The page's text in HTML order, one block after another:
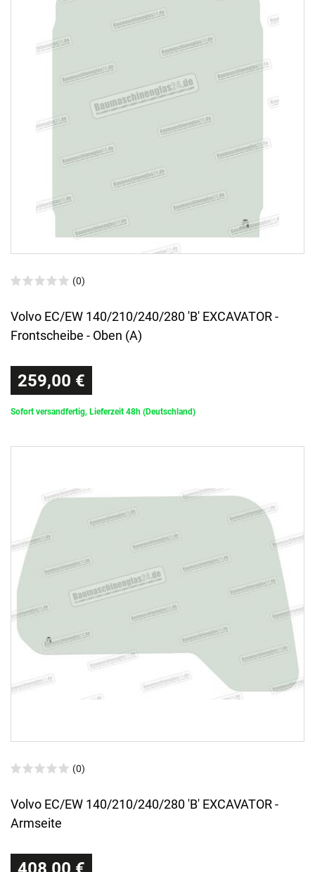
(0)
Volvo EC/EW 140/210/240/280 'B' EXCAVATOR -
Frontscheibe - Oben (A)
259,00 €
Sofort versandfertig, Lieferzeit 48h (Deutschland)
(0)
Volvo EC/EW 140/210/240/280 'B' EXCAVATOR -
Armseite